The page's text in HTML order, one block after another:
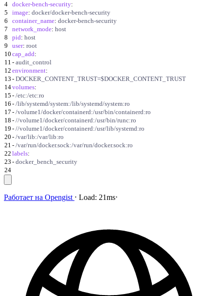
4
docker-bench-security:
5
image: docker/docker-bench-security
6
container_name: docker-bench-security
7
network_mode: host
8
pid: host
9
user: root
10 cap_add:
11 - audit_control
12 environment:
13 - DOCKER_CONTENT_TRUST=$DOCKER_CONTENT_TRUST
14volumes:
15 - /etc:/etc:ro
16 - /lib/systemd/system:/lib/systemd/system:ro
17 - /volume1/docker/containerd:/usr/bin/containerd:ro
18 - //volume1/docker/containerd:/usr/bin/runc:ro
19 - //volume1/docker/containerd:/usr/lib/systemd:ro
20 - /var/lib:/var/lib:ro
21 - /var/run/docker.sock:/var/run/docker.sock:ro
22 labels:
23 - docker_bench_security
24
Работает на Opengist ⋅ Load: 21ms⋅